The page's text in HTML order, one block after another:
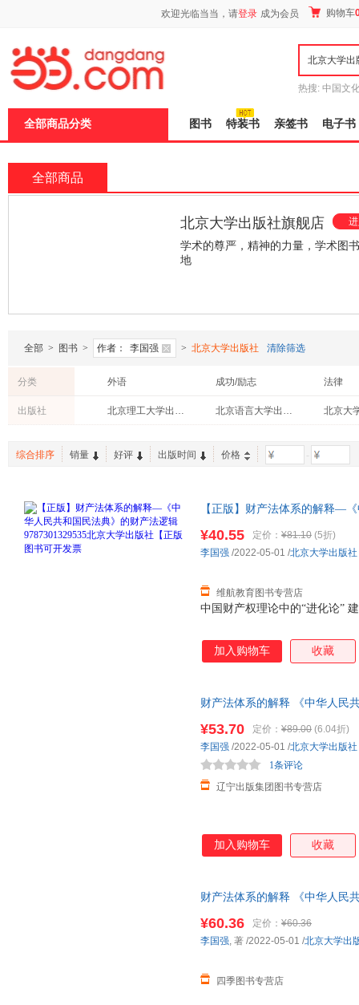
欢迎光临当当，请登录 成为会员 购物车
热搜: 中国文
全部商品分类 图书 特装书 亲签书 电子书
全部商品
北京大学出版社旗舰店
学术的尊严，精神的力量，学术图
地
全部 > 图书 > 作者： 李国强 > 北京大学出版社 清除筛选
分类 外语 成功/励志
法律
计算机/网络
教材 青春文
出版社 北京理工大学出版社 北京语言大学出版社 北京大
综合排序 销量 好评 出版时间 价格 -
【正版】财产法体系的解释—
要请联系客服
中国财产权理论中的“进化论”
¥40.55 定价： ¥81.10 (5折)
维航教育图书专营店
李国强 /2022-05-01 /北京大学出版社
加入购物车 收藏
财产法体系的解释 《中华人民
¥53.70 定价： ¥89.00 (6.04折)
辽宁出版集团图书专营店
1条评论
李国强 /2022-05-01 /北京大学出版社
加入购物车 收藏
财产法体系的解释 《中华人民
¥60.36 定价： ¥60.36
四季图书专营店
李国强, 著 /2022-05-01 /北京大学出
页
加